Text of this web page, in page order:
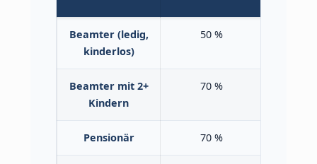
Beamter (ledig,
kinderlos)
50 %
Beamter mit 2+
Kindern
70 %
Pensionär 70 %